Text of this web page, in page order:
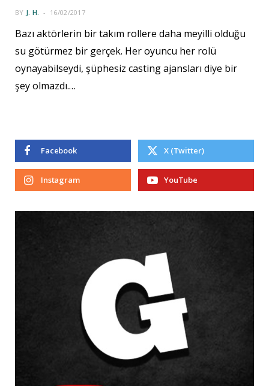
BY J. H. 16/02/2017
Bazı aktörlerin bir takım rollere daha meyilli olduğu
su götürmez bir gerçek. Her oyuncu her rolü
oynayabilseydi, şüphesiz casting ajansları diye bir
şey olmazdı.…
Facebook X (Twitter)
Instagram YouTube